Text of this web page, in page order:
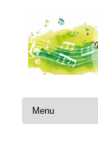
Перейти к